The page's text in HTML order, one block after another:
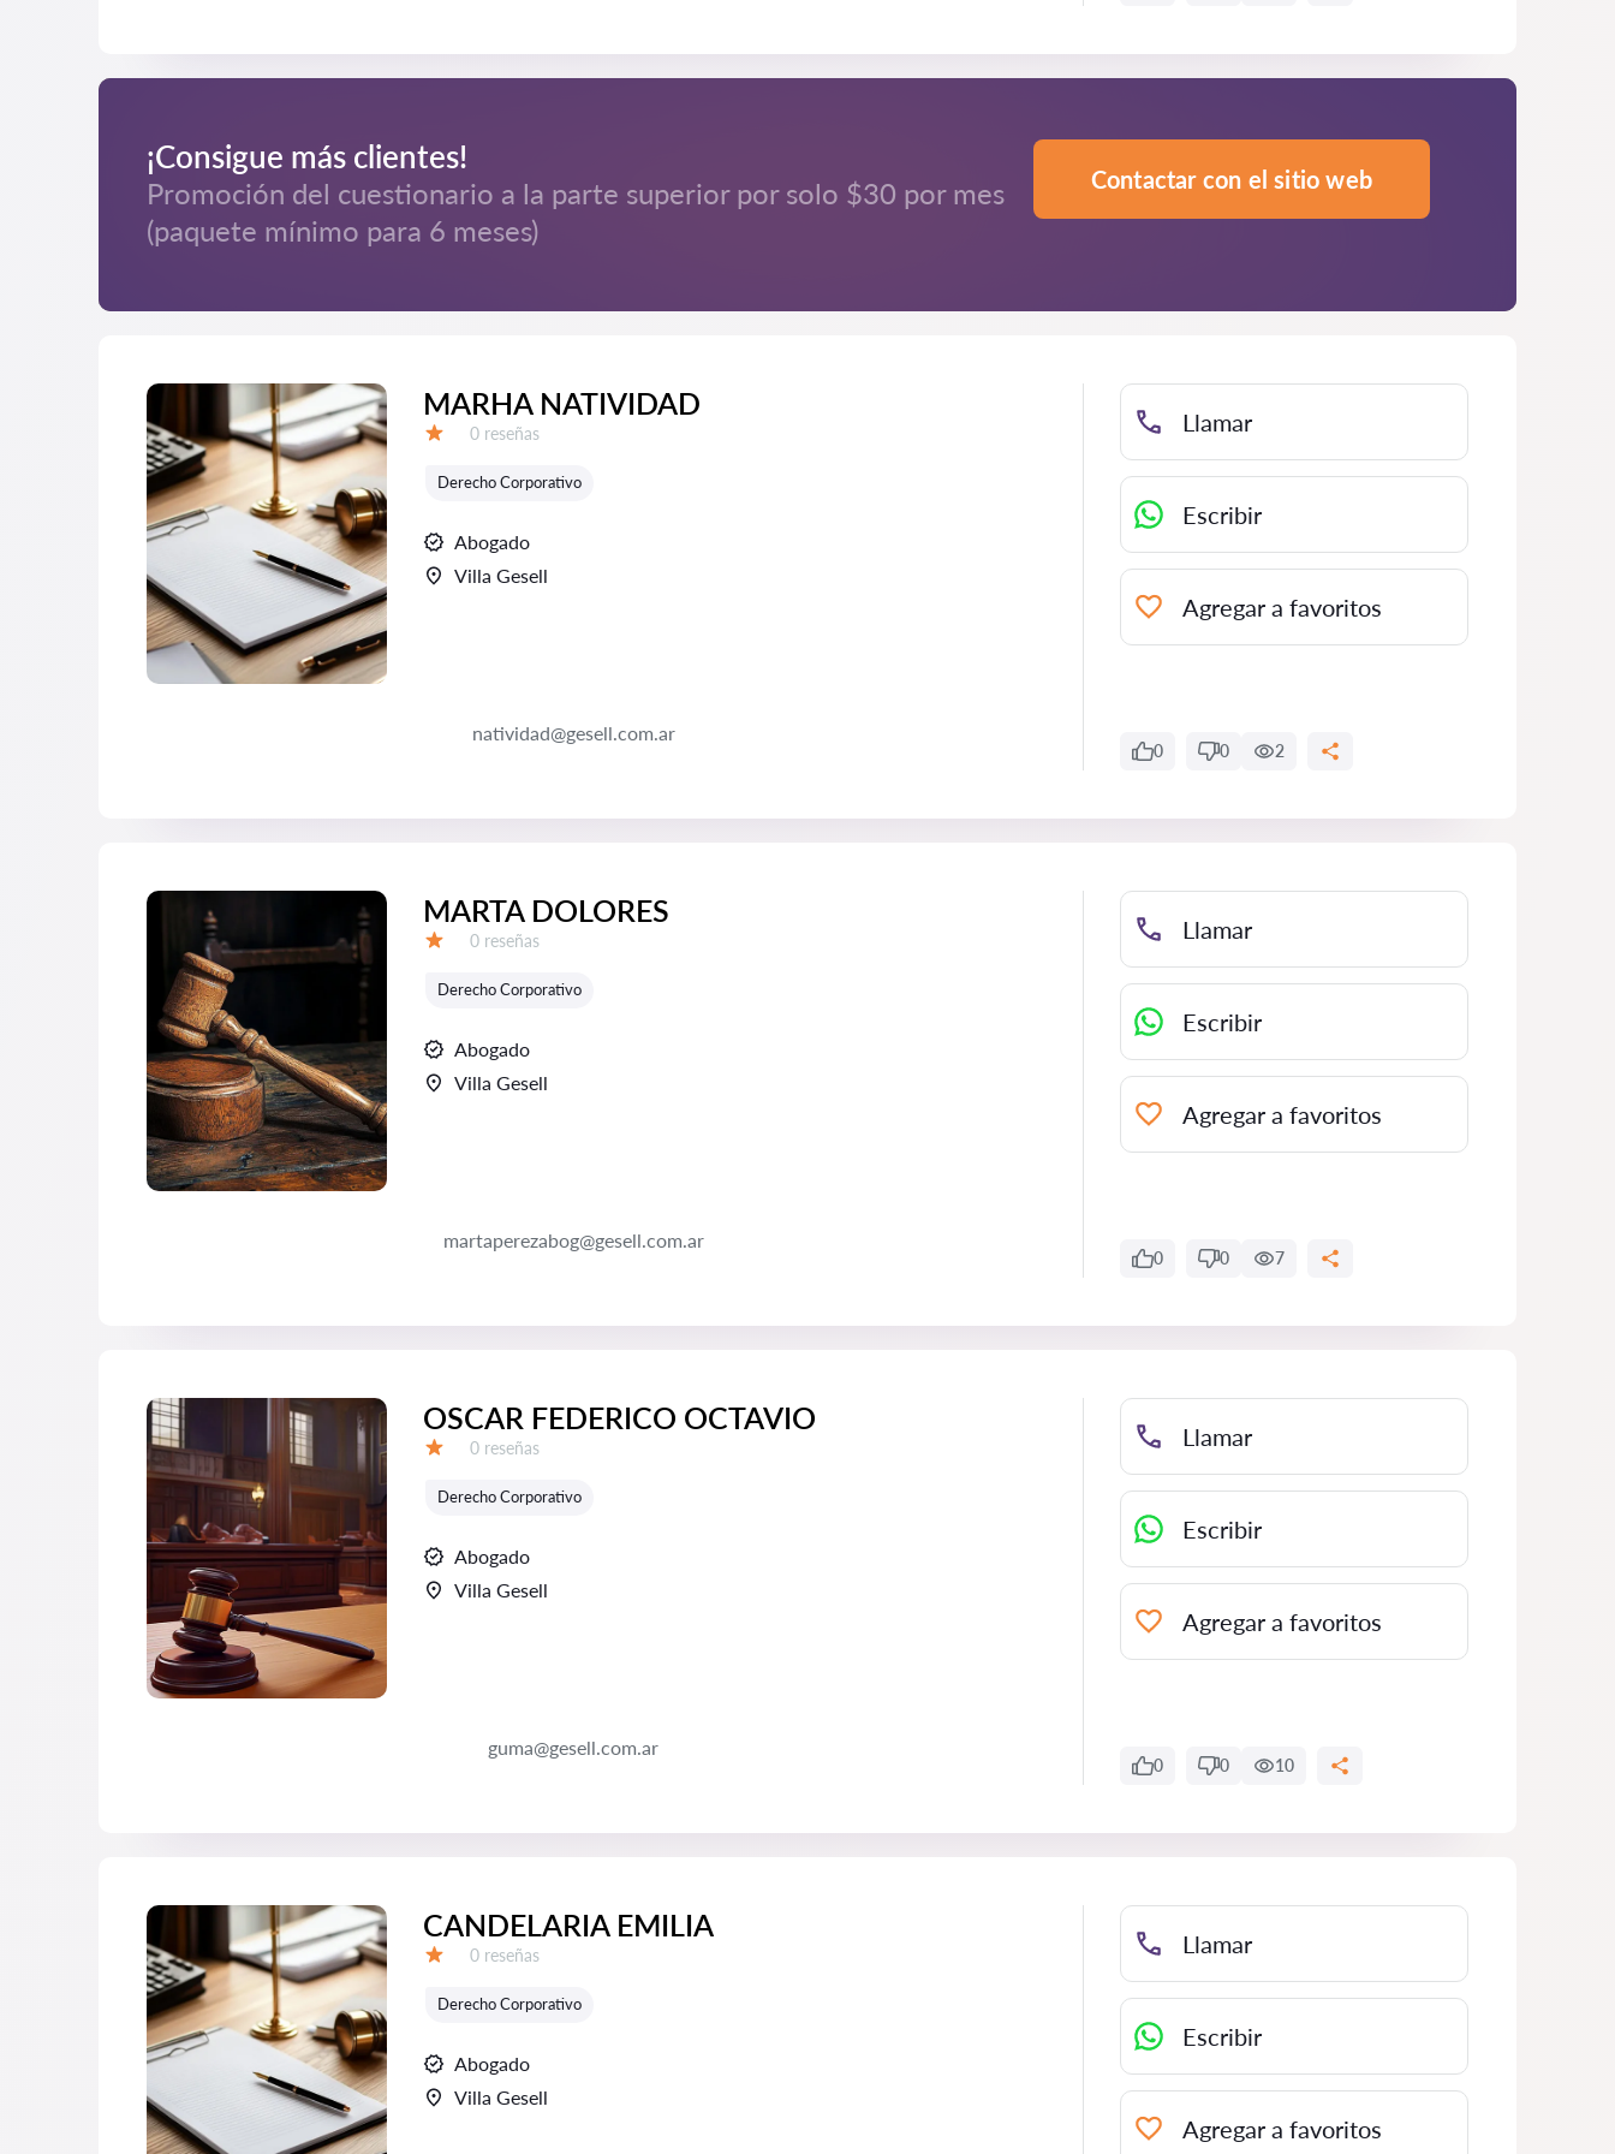
¡Consigue más clientes!
Promoción del cuestionario a la parte superior por solo $30 por mes
(paquete mínimo para 6 meses)
Contactar con el sitio web
MARНA NATIVIDAD
Número de reseñas:
0 reseñas
Derecho Corporativo
Abogado
Villa Gesell
natividad@gesell.com.ar
Llamar
Escribir
Agregar a favoritos
0 0 2
MARTA DOLORES
Número de reseñas:
0 reseñas
Derecho Corporativo
Abogado
Villa Gesell
martaperezabog@gesell.com.ar
Llamar
Escribir
Agregar a favoritos
0 0 7
OSCAR FEDERICO OCTAVIO
Número de reseñas:
0 reseñas
Derecho Corporativo
Abogado
Villa Gesell
guma@gesell.com.ar
Llamar
Escribir
Agregar a favoritos
0 0 10
CANDELARIA EMILIA
Número de reseñas:
0 reseñas
Derecho Corporativo
Abogado
Villa Gesell
Llamar
Escribir
Agregar a favoritos